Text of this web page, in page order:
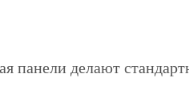
панели делают